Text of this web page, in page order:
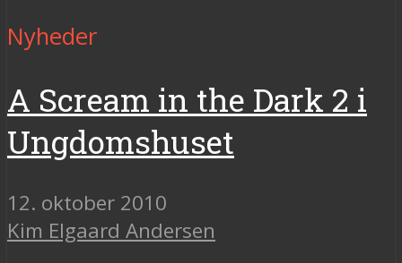
Nyheder
A Scream in the Dark 2 i
Ungdomshuset
12. oktober 2010
Kim Elgaard Andersen